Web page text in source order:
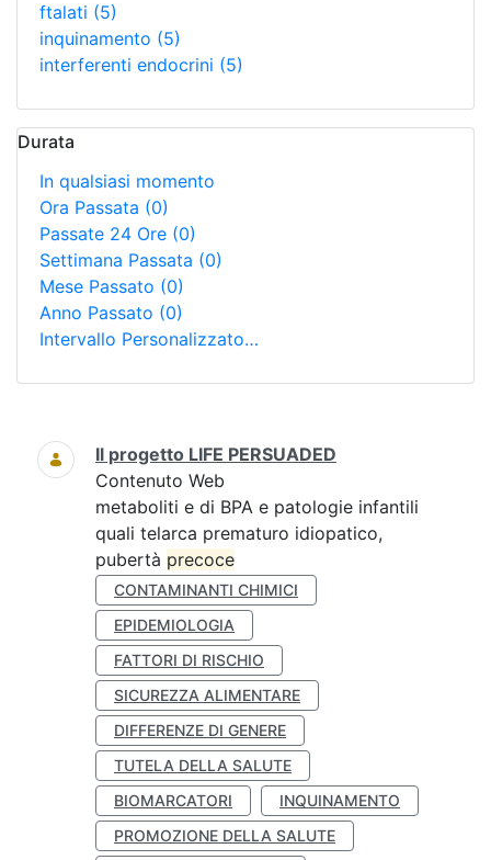
ftalati (5)
inquinamento (5)
interferenti endocrini (5)
Durata
In qualsiasi momento
Ora Passata (0)
Passate 24 Ore (0)
Settimana Passata (0)
Mese Passato (0)
Anno Passato (0)
Intervallo Personalizzato…
Ricerca
Il progetto LIFE PERSUADED
Contenuto Web
metaboliti e di BPA e patologie infantili
quali telarca prematuro idiopatico,
pubertà precoce
CONTAMINANTI CHIMICI
EPIDEMIOLOGIA
FATTORI DI RISCHIO
SICUREZZA ALIMENTARE
DIFFERENZE DI GENERE
TUTELA DELLA SALUTE
BIOMARCATORI
INQUINAMENTO
PROMOZIONE DELLA SALUTE